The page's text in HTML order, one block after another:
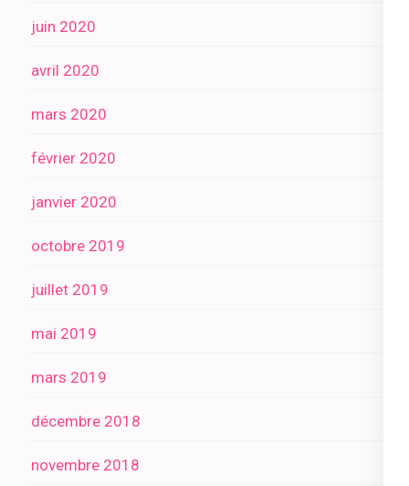
juin 2020
avril 2020
mars 2020
février 2020
janvier 2020
octobre 2019
juillet 2019
mai 2019
mars 2019
décembre 2018
novembre 2018